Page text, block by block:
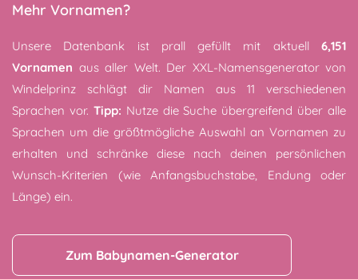
Mehr Vornamen?
Unsere Datenbank ist prall gefüllt mit aktuell 6,151
Vornamen aus aller Welt. Der XXL-Namensgenerator von
Windelprinz schlägt dir Namen aus 11 verschiedenen
Sprachen vor. Tipp: Nutze die Suche übergreifend über alle
Sprachen um die größtmögliche Auswahl an Vornamen zu
erhalten und schränke diese nach deinen persönlichen
Wunsch-Kriterien (wie Anfangsbuchstabe, Endung oder
Länge) ein.
Zum Babynamen-Generator